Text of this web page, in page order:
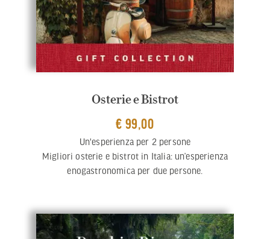
Osterie e Bistrot
€ 99,00
Un'esperienza per 2 persone
Migliori osterie e bistrot in Italia: un’esperienza
enogastronomica per due persone.